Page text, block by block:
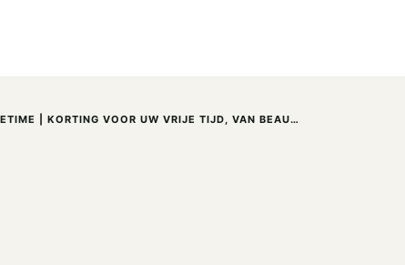
4FREETIME | KORTING VOOR UW VRIJE TIJD, VAN BEAUTY TOT PRETPARK EN VAN